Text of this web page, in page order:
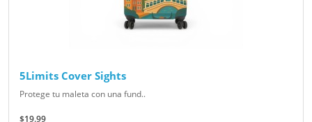
5Limits Cover Sights
Protege tu maleta con una fund..
$19.99